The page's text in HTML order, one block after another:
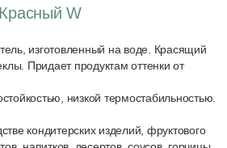
W
изготовленный на воде. Красящий
Придает продуктам оттенки от
низкой термостабильностью.
кондитерских изделий, фруктового